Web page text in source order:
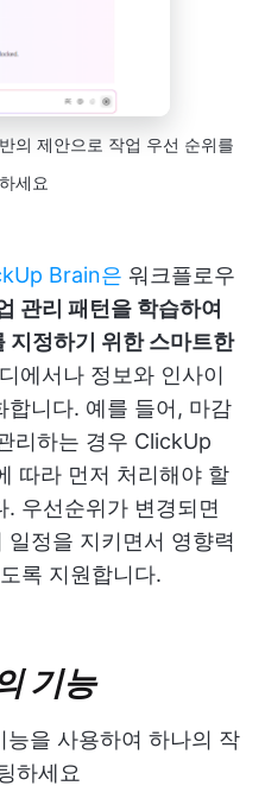
의 제안으로 작업 우선 순위를
세요
Brain은 워크플로우
관리 패턴을 학습하여
지정하기 위한 스마트한
에서나 정보와 인사이
합니다. 예를 들어, 마감
리하는 경우 ClickUp
따라 먼저 처리해야 할
우선순위가 변경되면
정을 지키면서 영향력
록 지원합니다.
기능
능을 사용하여 하나의 작
하세요